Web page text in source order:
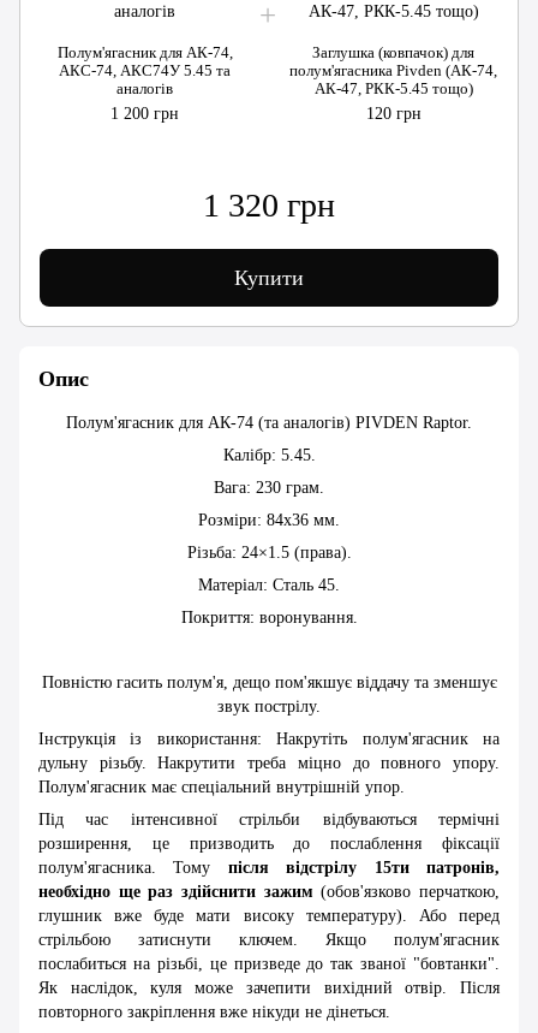
Полум'ягасник для АК-74,
АКС-74, АКС74У 5.45 та
аналогів
1 200 грн
Заглушка (ковпачок) для
полум'ягасника Pivden (АК-74,
АК-47, РКК-5.45 тощо)
120 грн
1 320 грн
Купити
Опис
Полум'ягасник для АК-74 (та аналогів) PIVDEN Raptor.
Калібр: 5.45.
Вага: 230 грам.
Розміри: 84х36 мм.
Різьба: 24×1.5 (права).
Матеріал: Сталь 45.
Покриття: воронування.
Повністю гасить полум'я, дещо пом'якшує віддачу та зменшує
звук пострілу.
Інструкція із використання: Накрутіть полум'ягасник на
дульну різьбу. Накрутити треба міцно до повного упору.
Полум'ягасник має спеціальний внутрішній упор.
Під час інтенсивної стрільби відбуваються термічні
розширення, це призводить до послаблення фіксації
полум'ягасника. Тому після відстрілу 15ти патронів,
необхідно ще раз здійснити зажим(обов'язково перчаткою,
глушник вже буде мати високу температуру). Або перед
стрільбою затиснути ключем. Якщо полум'ягасник
послабиться на різьбі, це призведе до так званої "бовтанки".
Як наслідок, куля може зачепити вихідний отвір. Після
повторного закріплення вже нікуди не дінеться.